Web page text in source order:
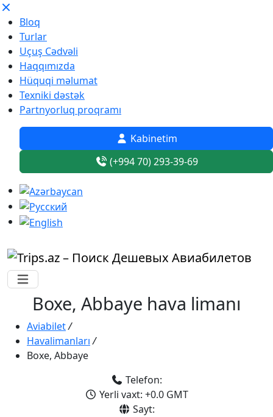
Bloq
Turlar
Uçuş Cədvəli
Haqqımızda
Hüquqi məlumat
Texniki dəstək
Partnyorluq proqramı
Kabinetim
(+994 70) 293-39-69
Boxe, Abbaye hava limanı
Aviabilet/
Havalimanları /
Boxe, Abbaye
Telefon:
Yerli vaxt: +0.0 GMT
Sayt: